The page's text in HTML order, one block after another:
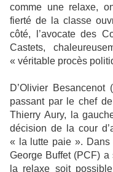
comme une relaxe,
fierté de la classe
côté, l’avocate des
Castets,
« véritable procès
D’Olivier
passant par le chef
Thierry Aury, la
décision de la cour
« la lutte paie ». Dans
George Buffet (PCF) a
la relaxe soit